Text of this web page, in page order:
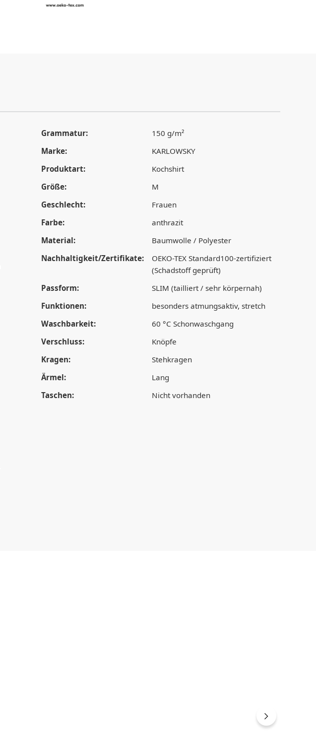
Grammatur:
150 g/m²
Marke:
KARLOWSKY
Produktart:
Kochshirt
Größe:
M
Geschlecht:
Frauen
Farbe:
anthrazit
Material:
Baumwolle / Polyester
Nachhaltigkeit/Zertifikate:
OEKO-TEX Standard100-zertifiziert
(Schadstoff geprüft)
Passform:
SLIM (tailliert / sehr körpernah)
Funktionen:
besonders atmungsaktiv, stretch
Waschbarkeit:
60 °C Schonwaschgang
Verschluss:
Knöpfe
Kragen:
Stehkragen
Ärmel:
Lang
Taschen:
Nicht vorhanden